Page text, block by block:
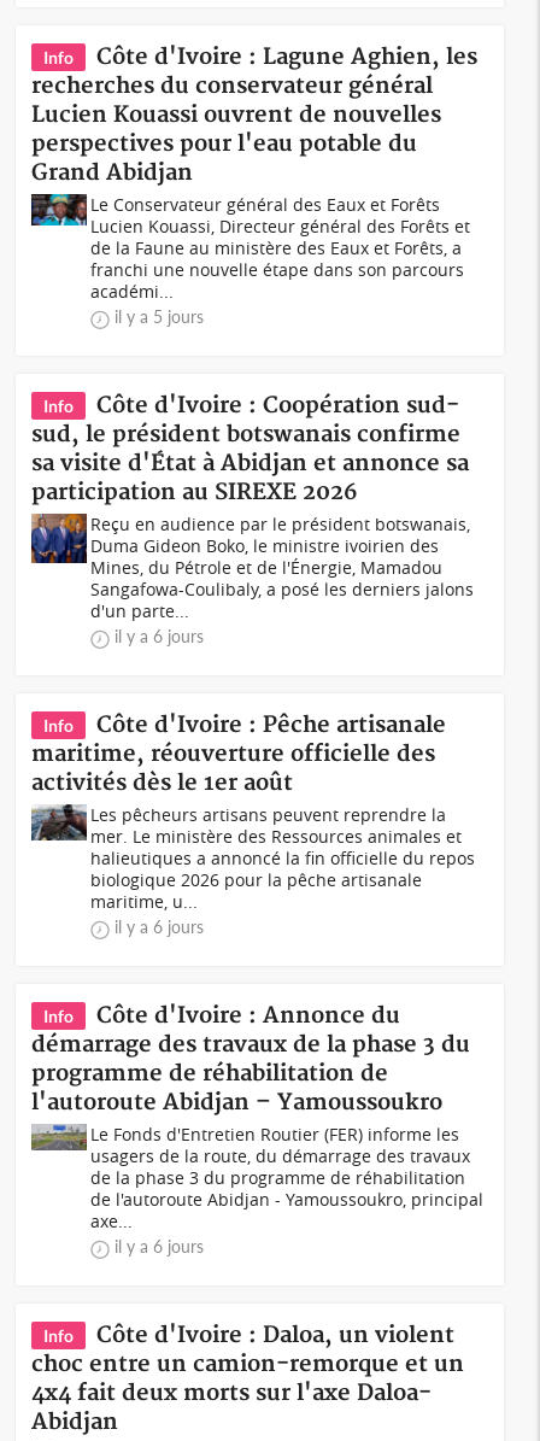
Info
Côte d'Ivoire : Lagune Aghien, les
recherches du conservateur général
Lucien Kouassi ouvrent de nouvelles
perspectives pour l'eau potable du
Grand Abidjan
Le Conservateur général des Eaux et Forêts
Lucien Kouassi, Directeur général des Forêts et
de la Faune au ministère des Eaux et Forêts, a
franchi une nouvelle étape dans son parcours
académi...
il y a 5 jours
Info
Côte d'Ivoire : Coopération sud-
sud, le président botswanais confirme
sa visite d'État à Abidjan et annonce sa
participation au SIREXE 2026
Reçu en audience par le président botswanais,
Duma Gideon Boko, le ministre ivoirien des
Mines, du Pétrole et de l'Énergie, Mamadou
Sangafowa-Coulibaly, a posé les derniers jalons
d'un parte...
il y a 6 jours
Info
Côte d'Ivoire : Pêche artisanale
maritime, réouverture officielle des
activités dès le 1er août
Les pêcheurs artisans peuvent reprendre la
mer. Le ministère des Ressources animales et
halieutiques a annoncé la fin officielle du repos
biologique 2026 pour la pêche artisanale
maritime, u...
il y a 6 jours
Info
Côte d'Ivoire : Annonce du
démarrage des travaux de la phase 3 du
programme de réhabilitation de
l'autoroute Abidjan – Yamoussoukro
Le Fonds d'Entretien Routier (FER) informe les
usagers de la route, du démarrage des travaux
de la phase 3 du programme de réhabilitation
de l'autoroute Abidjan - Yamoussoukro, principal
axe...
il y a 6 jours
Info
Côte d'Ivoire : Daloa, un violent
choc entre un camion-remorque et un
4x4 fait deux morts sur l'axe Daloa-
Abidjan